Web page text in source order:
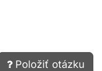
Položiť otázku